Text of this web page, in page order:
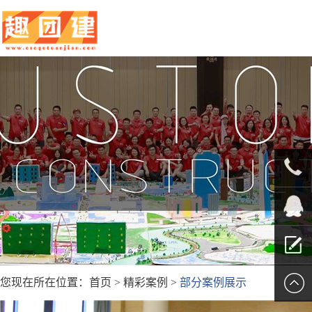
您现在所在位置： 首页 > 精彩案例 > 部分案例展示
010-
QQ客服
留言报